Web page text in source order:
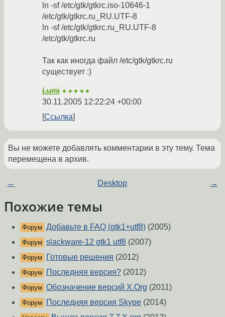
ln -sf /etc/gtk/gtkrc.iso-10646-1
/etc/gtk/gtkrc.ru_RU.UTF-8
ln -sf /etc/gtk/gtkrc.ru_RU.UTF-8
/etc/gtk/gtkrc.ru
Так как иногда файл /etc/gtk/gtkrc.ru
существует :)
Lumi ★★★★★
30.11.2005 12:22:24 +00:00
Ссылка
Вы не можете добавлять комментарии в эту тему. Тема
перемещена в архив.
← Desktop →
Похожие темы
Форум Добавьте в FAQ (gtk1+utf8) (2005)
Форум slackware-12 gtk1 utf8 (2007)
Форум Готовые решения (2012)
Форум Последняя версия? (2012)
Форум Обозначение версий X.Org (2011)
Форум Последняя версия Skype (2014)